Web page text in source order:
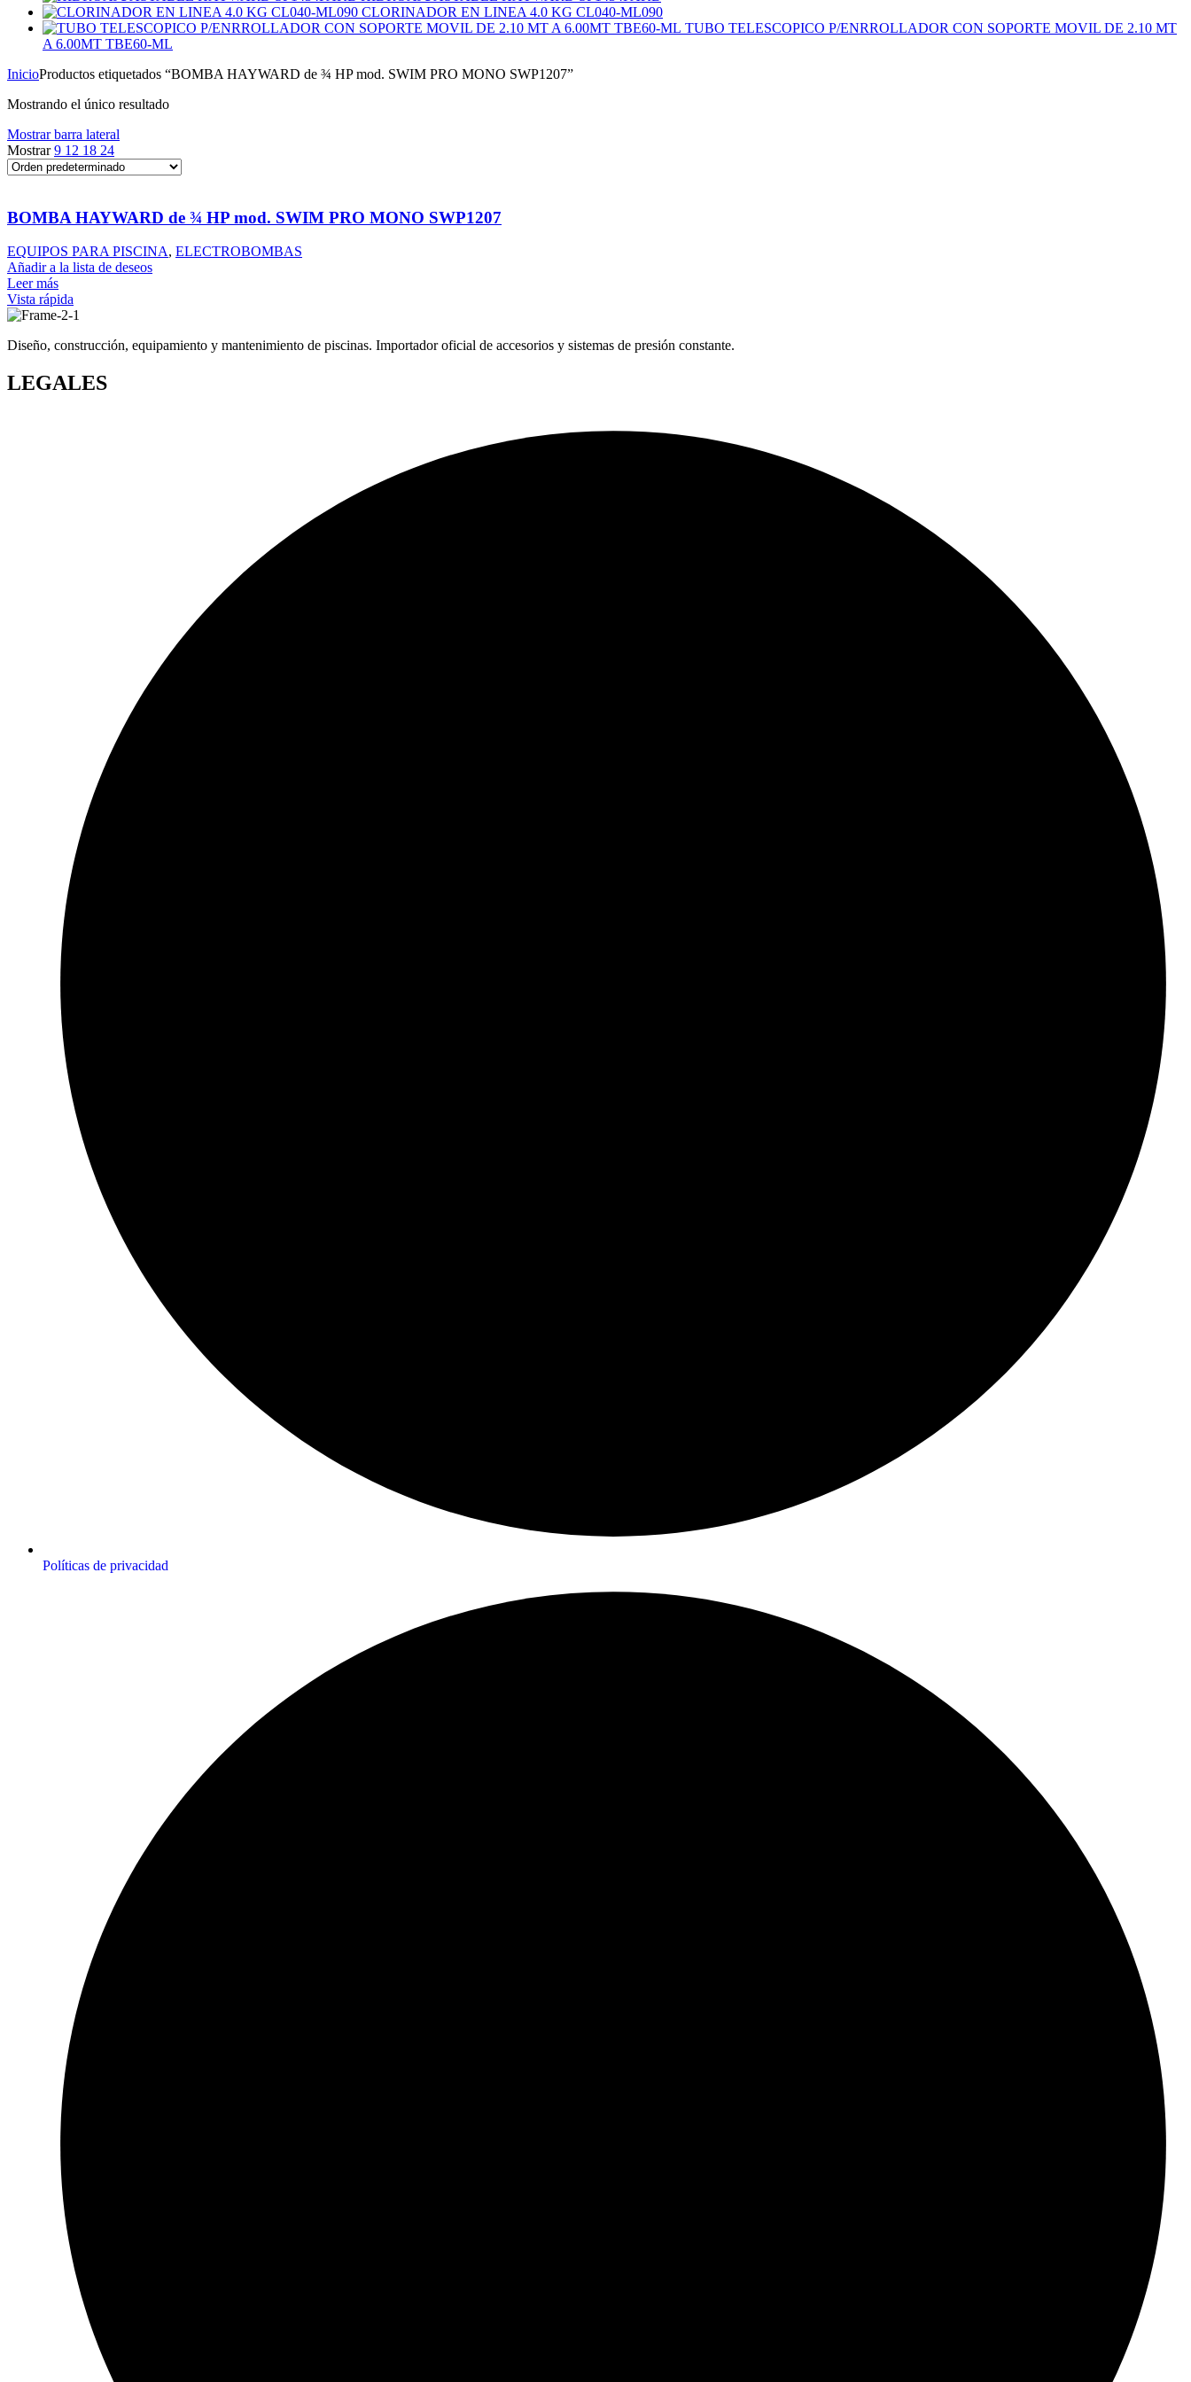
CLORINADOR EN LINEA 4.0 KG CL040-ML090
TUBO TELESCOPICO P/ENRROLLADOR CON SOPORTE MOVIL DE 2.10 MT
A 6.00MT TBE60-ML
InicioProductos etiquetados “BOMBA HAYWARD de ¾ HP mod. SWIM PRO MONO SWP1207”
Mostrando el único resultado
Mostrar barra lateral
Mostrar9 12 18 24
BOMBA HAYWARD de ¾ HP mod. SWIM PRO MONO SWP1207
EQUIPOS PARA PISCINA, ELECTROBOMBAS
Añadir a la lista de deseos
Leer más
Vista rápida
Diseño, construcción, equipamiento y mantenimiento de piscinas. Importador oficial de accesorios y sistemas de presión constante.
LEGALES
Políticas de privacidad